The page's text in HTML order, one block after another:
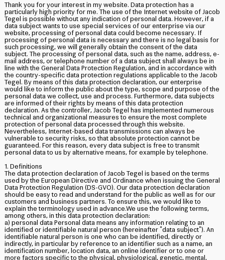
Thank you for your interest in my website. Data protection has a
particularly high priority for me. The use of the Internet website of Jacob
Tegel is possible without any indication of personal data. However, if a
data subject wants to use special services of our enterprise via our
website, processing of personal data could become necessary. If
processing of personal data is necessary and there is no legal basis for
such processing, we will generally obtain the consent of the data
subject. The processing of personal data, such as the name, address, e-
mail address, or telephone number of a data subject shall always be in
line with the General Data Protection Regulation, and in accordance with
the country-specific data protection regulations applicable to the Jacob
Tegel. By means of this data protection declaration, our enterprise
would like to inform the public about the type, scope and purpose of the
personal data we collect, use and process. Furthermore, data subjects
are informed of their rights by means of this data protection
declaration. As the controller, Jacob Tegel has implemented numerous
technical and organizational measures to ensure the most complete
protection of personal data processed through this website.
Nevertheless, Internet-based data transmissions can always be
vulnerable to security risks, so that absolute protection cannot be
guaranteed. For this reason, every data subject is free to transmit
personal data to us by alternative means, for example by telephone.
1. Definitions
The data protection declaration of Jacob Tegel is based on the terms
used by the European Directive and Ordinance when issuing the General
Data Protection Regulation (DS-GVO). Our data protection declaration
should be easy to read and understand for the public as well as for our
customers and business partners. To ensure this, we would like to
explain the terminology used in advance.We use the following terms,
among others, in this data protection declaration:
a) personal data Personal data means any information relating to an
identified or identifiable natural person (hereinafter "data subject"). An
identifiable natural person is one who can be identified, directly or
indirectly, in particular by reference to an identifier such as a name, an
identification number, location data, an online identifier or to one or
more factors specific to the physical, physiological, genetic, mental,